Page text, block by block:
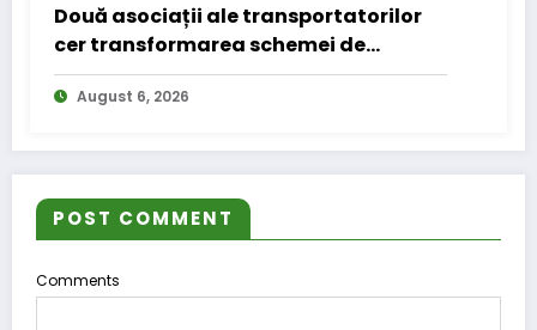
Două asociații ale transportatorilor
cer transformarea schemei de
compensare a accizei în mecanism
permanent
August 6, 2026
POST COMMENT
Comments